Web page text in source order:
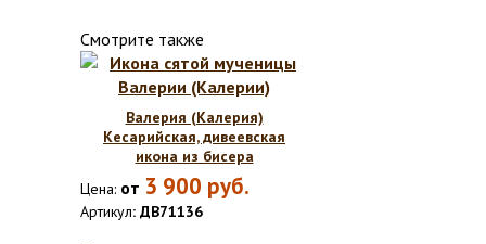
Смотрите также
Валерия (Калерия)
Кесарийская, дивеевская
икона из бисера
Цена: от 3 900 руб.
Артикул: ДВ71136